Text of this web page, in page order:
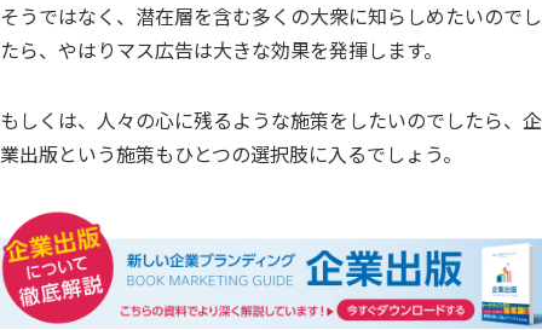
そうではなく、潜在層を含む多くの大衆に知らしめたいのでし
たら、やはりマス広告は大きな効果を発揮します。
もしくは、人々の心に残るような施策をしたいのでしたら、企
業出版という施策もひとつの選択肢に入るでしょう。